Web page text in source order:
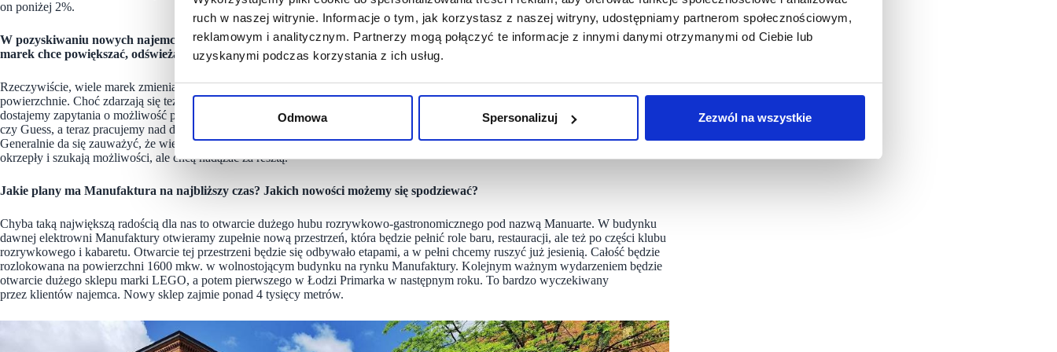
ruch w naszej witrynie. Informacje o tym, jak korzystasz z naszej witryny, udostępniamy partnerom społecznościowym,
reklamowym i analitycznym. Partnerzy mogą połączyć te informacje z innymi danymi otrzymanymi od Ciebie lub
uzyskanymi podczas korzystania z ich usług.
Odmowa Spersonalizuj Zezwól na wszystkie
on poniżej 2%.
W pozyskiwaniu nowych najemców i uzupełnianiu tenant mixu galeriom sprzyja także trend na nowe koncepty. Coraz więcej
marek chce powiększać, odświeżać swoje sklepy…
Rzeczywiście, wiele marek zmienia swoje koncepty, a nawet sposób funkcjonowania. W większości przypadków powiększają swoje
powierzchnie. Choć zdarzają się też tacy, którzy zmniejszają – np. marki z branży RTV AGD. Natomiast w branży modowej raczej
dostajemy zapytania o możliwość powiększenia salonu. W ostatnim czasie powierzchnie lokali powiększyły marki 4F, Top Secret
czy Guess, a teraz pracujemy nad dwoma czy trzema brandami, które także potrzebują zmian. Powiększamy, łączymy powierzchnie.
Generalnie da się zauważyć, że wiele marek wykorzystało okres pandemiczny na takie zwarcie szyków i nabranie siły. Inne dopiero
okrzepły i szukają możliwości, ale chcą nadążać za resztą.
Jakie plany ma Manufaktura na najbliższy czas? Jakich nowości możemy się spodziewać?
Chyba taką największą radością dla nas to otwarcie dużego hubu rozrywkowo-gastronomicznego pod nazwą Manuarte. W budynku
dawnej elektrowni Manufaktury otwieramy zupełnie nową przestrzeń, która będzie pełnić role baru, restauracji, ale też po części klubu
rozrywkowego i kabaretu. Otwarcie tej przestrzeni będzie się odbywało etapami, a w pełni chcemy ruszyć już jesienią. Całość będzie
rozlokowana na powierzchni 1600 mkw. w wolnostojącym budynku na rynku Manufaktury. Kolejnym ważnym wydarzeniem będzie
otwarcie dużego sklepu marki LEGO, a potem pierwszego w Łodzi Primarka w następnym roku. To bardzo wyczekiwany
przez klientów najemca. Nowy sklep zajmie ponad 4 tysięcy metrów.